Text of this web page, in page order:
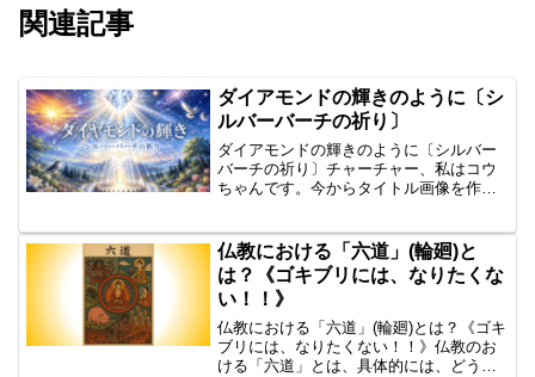
関連記事
ダイアモンドの輝きのように〔シ
ルバーバーチの祈り〕
ダイアモンドの輝きのように〔シルバー
バーチの祈り〕チャーチャー、私はコウ
ちゃんです。今からタイトル画像を作っ
通り、シルバーバーチの霊君、毎回金曜
日にロンドンの椅子で行わ...
仏教における「六道」(輪廻)と
は？《ゴキブリには、なりたくな
い！！》
仏教における「六道」(輪廻)とは？《ゴキ
ブリには、なりたくない！！》仏教のお
ける「六道」とは、具体的には、どうい